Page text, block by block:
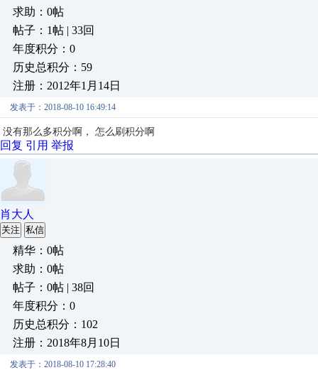
求助：0帖
帖子：1帖 | 33回
年度积分：0
历史总积分：59
注册：2012年1月14日
发表于：2018-08-10 16:49:14
没有那么多积分啊， 怎么刷积分啊
回复 引用 举报
肖大人
关注 私信
精华：0帖
求助：0帖
帖子：0帖 | 38回
年度积分：0
历史总积分：102
注册：2018年8月10日
发表于：2018-08-10 17:28:40